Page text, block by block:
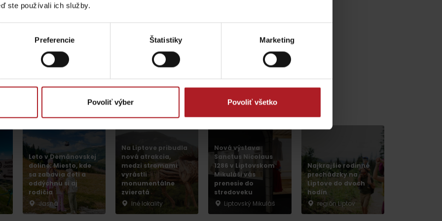
ste používali ich služby.
Preferencie Štatistiky Marketing
Povoliť výber Povoliť všetko
články
Leto v Demänovskej
doline: Miesto, kde
sa zabavia deti a
oddýchnu si aj
rodičia
Jasná
Na Liptove pribudla
nová atrakcia,
medzi stromami
vyrástli
monumentálne
zvieratá
Iné lokality
Nová výstava
Sanctus Nicolaus
1286 v Liptovskom
Mikuláši vás
prenesie do
stredoveku
Liptovský Mikuláš
Najkrajšie rodinné
prechádzky na
Liptove do dvoch
hodín
región Liptov